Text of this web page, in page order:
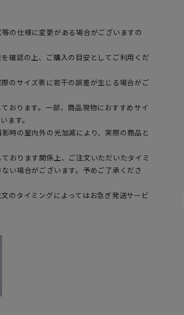
の仕様に変更がある場合がございますの
確認の上、ご購入の目安としてご利用くだ
のサイズ表に若干の誤差が生じる場合がご
おります。一部、商品現物におすすめサイ
ます。
時の室内外の光加減により、実際の商品と
おります関係上、ご注文いただいたタイミ
い場合がございます。予めご了承くださ
のタイミングによってはお急ぎ発送サービ